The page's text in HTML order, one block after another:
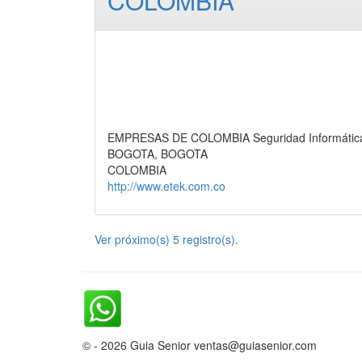
EMPRESAS DE COLOMBIA Seguridad
BOGOTA, BOGOTA
COLOMBIA
http://www.etek.com.co
Ver próximo(s) 5 registro(s).
© - 2026 Guia Senior ventas@guiasenior.com